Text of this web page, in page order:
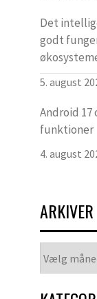
Det
godt
5. august
Android 17
funktioner
4. august
ARKIVER